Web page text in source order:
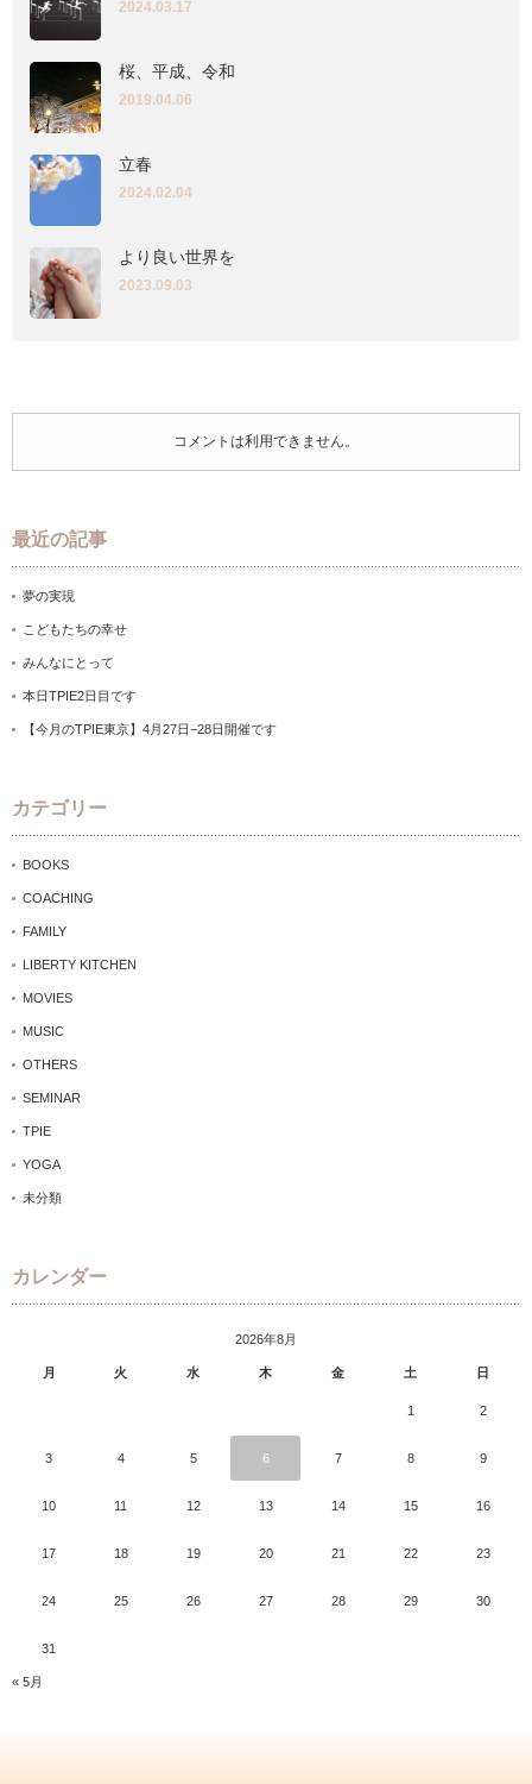
2024.03.17
桜、平成、令和
2019.04.06
立春
2024.02.04
より良い世界を
2023.09.03
コメントは利用できません。
最近の記事
夢の実現
こどもたちの幸せ
みんなにとって
本日TPIE2日目です
【今月のTPIE東京】4月27日−28日開催です
カテゴリー
BOOKS
COACHING
FAMILY
LIBERTY KITCHEN
MOVIES
MUSIC
OTHERS
SEMINAR
TPIE
YOGA
未分類
カレンダー
2026年8月
月 火 水 木 金 土 日
1 2
3 4 5 6 7 8 9
10 11 12 13 14 15 16
17 18 19 20 21 22 23
24 25 26 27 28 29 30
31
« 5月